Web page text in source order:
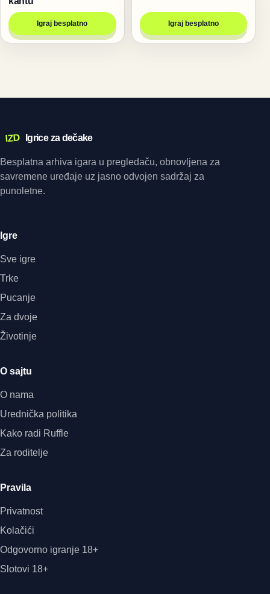
Igraj besplatno Igraj besplatno
IZD Igrice za dečake
Besplatna arhiva igara u pregledaču, obnovljena za
savremene uređaje uz jasno odvojen sadržaj za
punoletne.
Igre
Sve igre
Trke
Pucanje
Za dvoje
Životinje
O sajtu
O nama
Urednička politika
Kako radi Ruffle
Za roditelje
Pravila
Privatnost
Kolačići
Odgovorno igranje 18+
Slotovi 18+